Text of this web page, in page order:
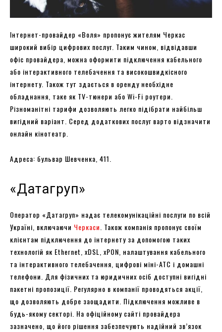
Інтернет-провайдер «Воля» пропонує жителям Черкас
широкий вибір цифрових послуг. Таким чином, відвідавши
офіс провайдера, можна оформити підключення кабельного
або інтерактивного телебачення та високошвидкісного
інтернету. Також тут здається в оренду необхідне
обладнання, таке як TV-тюнери або Wi-Fi роутери.
Різноманітні тарифи дозволяють легко підібрати найбільш
вигідний варіант. Серед додаткових послуг варто відзначити
онлайн кінотеатр.
Адреса: бульвар Шевченка, 411.
«Датагруп»
Оператор «Датагруп» надає телекомунікаційні послуги по всій
Україні, включаючи Черкаси . Також компанія пропонує своїм
клієнтам підключення до інтернету за допомогою таких
технологій як Ethernet, xDSL, xPON, налаштування кабельного
та інтерактивного телебачення, цифрові міні-АТС і домашні
телефони. Для фізичних та юридичних осіб доступні вигідні
пакетні пропозиції. Регулярно в компанії проводяться акції,
що дозволяють добре заощадити. Підключення можливе в
будь-якому секторі. На офіційному сайті провайдера
зазначено, що його рішення забезпечують надійний зв’язок